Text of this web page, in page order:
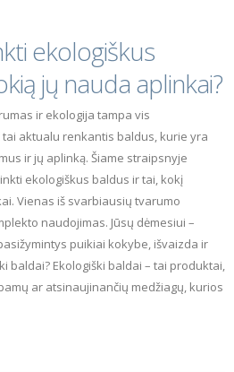
ekologiškus
jų nauda aplinkai?
ir ekologija tampa vis
aktualu renkantis baldus, kurie yra
ir jų aplinką. Šiame straipsnyje
ekologiškus baldus ir tai, kokį
Vienas iš svarbiausių tvarumo
naudojimas. Jūsų dėmesiui –
puikiai kokybe, išvaizda ir
baldai? Ekologiški baldai – tai produktai,
ar atsinaujinančių medžiagų, kurios